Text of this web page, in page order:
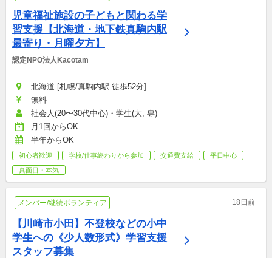
児童福祉施設の子どもと関わる学
習支援【北海道・地下鉄真駒内駅
最寄り・月曜夕方】
認定NPO法人Kacotam
北海道 [札幌/真駒内駅 徒歩52分]
無料
社会人(20〜30代中心)・学生(大, 専)
月1回からOK
半年からOK
初心者歓迎 学校/仕事終わりから参加 交通費支給
平日中心
真面目・本気
メンバー/継続ボランティア 18日前
【川崎市小田】不登校などの小中
学生への《少人数形式》学習支援
スタッフ募集